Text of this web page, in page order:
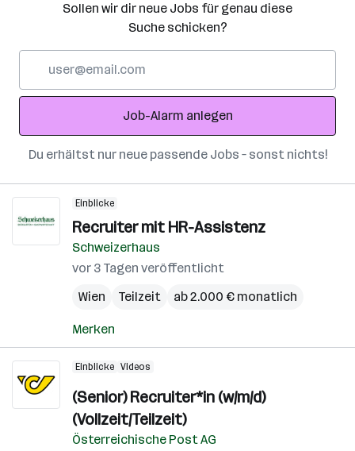
Sollen wir dir neue Jobs für genau diese
Suche schicken?
Adresse
Job-Alarm anlegen
Du erhältst nur neue passende Jobs – sonst nichts!
Einblicke
Recruiter mit HR-Assistenz
Schweizerhaus
vor 3 Tagen veröffentlicht
Wien
Teilzeit ab 2.000 € monatlich
Merken
Einblicke Videos
(Senior) Recruiter*in (w/m/d)
(Vollzeit/Teilzeit)
Österreichische Post AG